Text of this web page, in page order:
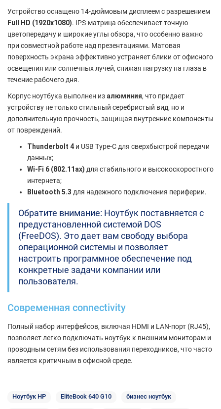
Устройство оснащено 14-дюймовым дисплеем с разрешением
Full HD (1920x1080). IPS-матрица обеспечивает точную
цветопередачу и широкие углы обзора, что особенно важно
при совместной работе над презентациями. Матовая
поверхность экрана эффективно устраняет блики от офисного
освещения или солнечных лучей, снижая нагрузку на глаза в
течение рабочего дня.
Корпус ноутбука выполнен из алюминия, что придает
устройству не только стильный серебристый вид, но и
дополнительную прочность, защищая внутренние компоненты
от повреждений.
Thunderbolt 4 и USB Type-C для сверхбыстрой передачи
данных;
Wi-Fi 6 (802.11ax) для стабильного и высокоскоростного
интернета;
Bluetooth 5.3 для надежного подключения периферии.
Обратите внимание: Ноутбук поставняется с
предустановленной системой DOS
(FreeDOS). Это дает вам свободу выбора
операционной системы и позволяет
настроить программное обеспечение под
конкретные задачи компании или
пользователя.
Современная connectivity
Полный набор интерфейсов, включая HDMI и LAN-порт (RJ45),
позволяет легко подключать ноутбук к внешним мониторам и
проводным сетям без использования переходников, что часто
является критичным в офисной среде.
Ноутбук HP EliteBook 640 G10 бизнес ноутбук